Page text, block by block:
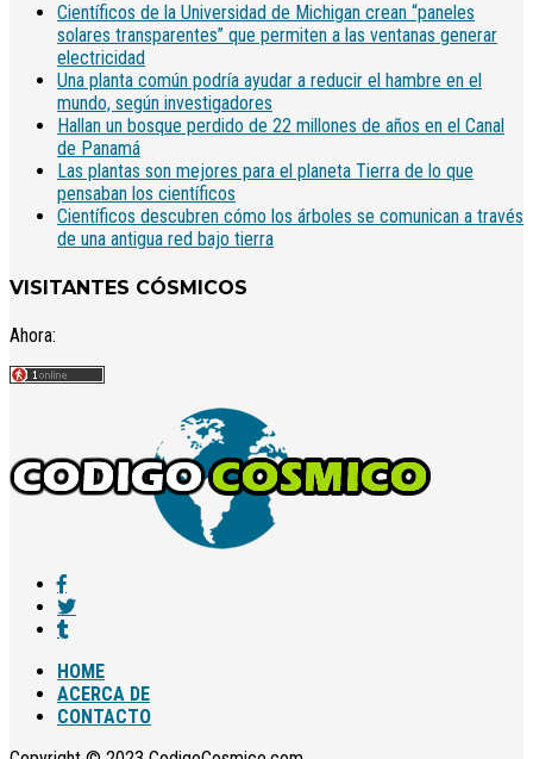
Científicos de la Universidad de Michigan crean “paneles
solares transparentes” que permiten a las ventanas generar
electricidad
Una planta común podría ayudar a reducir el hambre en el
mundo, según investigadores
Hallan un bosque perdido de 22 millones de años en el Canal
de Panamá
Las plantas son mejores para el planeta Tierra de lo que
pensaban los científicos
Científicos descubren cómo los árboles se comunican a través
de una antigua red bajo tierra
VISITANTES CÓSMICOS
Ahora:
HOME
ACERCA DE
CONTACTO